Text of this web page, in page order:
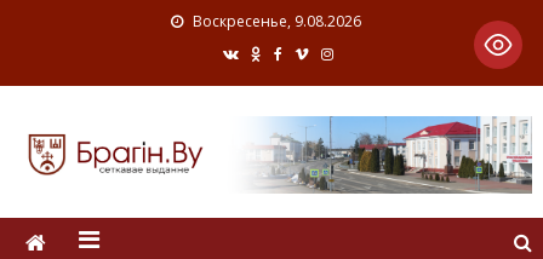
Воскресенье, 9.08.2026